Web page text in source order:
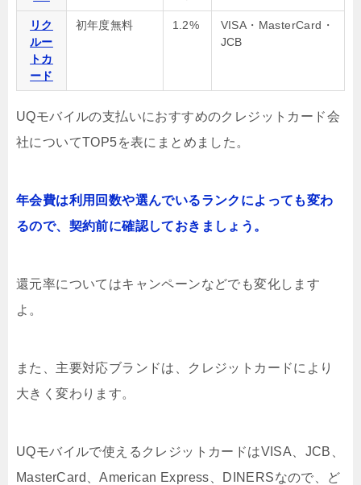
リク
ルー
トカ
ード
初年度無料 1.2%
VISA・MasterCard・
JCB
UQモバイルの支払いにおすすめのクレジットカード会
社についてTOP5を表にまとめました。
年会費は利用回数や選んでいるランクによっても変わ
るので、契約前に確認しておきましょう。
還元率についてはキャンペーンなどでも変化します
よ。
また、主要対応ブランドは、クレジットカードにより
大きく変わります。
UQモバイルで使えるクレジットカードはVISA、JCB、
MasterCard、American Express、DINERSなので、ど